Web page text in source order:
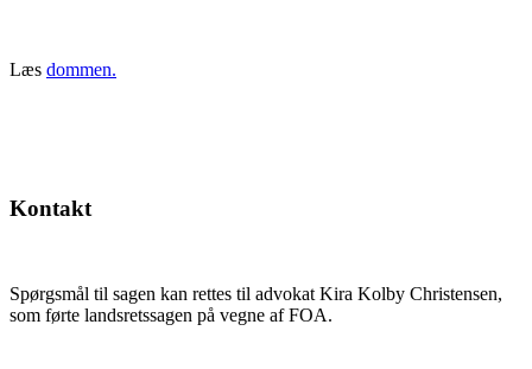
Læs dommen.
Kontakt
Spørgsmål til sagen kan rettes til advokat Kira Kolby Christensen,
som førte landsretssagen på vegne af FOA.